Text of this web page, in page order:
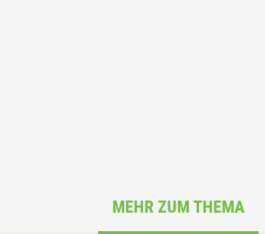
MEHR ZUM THEMA